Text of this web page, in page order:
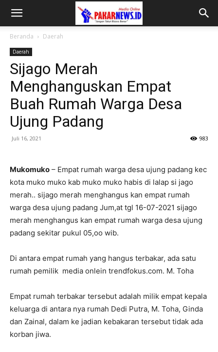
Beranda Daerah
Daerah
Sijago Merah
Menghanguskan Empat
Buah Rumah Warga Desa
Ujung Padang
Juli 16, 2021 983
Mukomuko – Empat rumah warga desa ujung padang kec
kota muko muko kab muko muko habis di lalap si jago
merah.. sijago merah menghangus kan empat rumah
warga desa ujung padang Jum,at tgl 16-07-2021 sijago
merah menghangus kan empat rumah warga desa ujung
padang sekitar pukul 05,oo wib.
Di antara empat rumah yang hangus terbakar, ada satu
rumah pemilik media onlein trendfokus.com. M. Toha
Empat rumah terbakar tersebut adalah milik empat kepala
keluarga di antara nya rumah Dedi Putra, M. Toha, Ginda
dan Zainal, dalam ke jadian kebakaran tersebut tidak ada
korban jiwa.